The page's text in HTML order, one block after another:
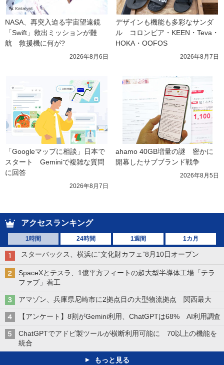
NASA、再突入迫る宇宙望遠鏡
「Swift」救出ミッションが難
航　救援機に何が?
2026年8月6日
デザインも機能も多彩なサンダ
ル　コロンビア・KEEN・Teva・
HOKA・OOFOS
2026年8月7日
「Googleマップに相談」日本で
スタート　Geminiで複雑な質問
に回答
2026年8月7日
ahamo 40GB増量の謎　密かに
開幕したサブブランド戦争
2026年8月5日
アクセスランキング
1時間 24時間 1週間 1カ月
スターバックス、横浜に“文化財カフェ”8月10日オープン
SpaceXとテスラ、1億平方フィートの超大型半導体工場「テラ
ファブ」着工
アマゾン、兵庫県尼崎市に2拠点目の大型物流拠点 関西最大
【アンケート】8割がGemini利用、ChatGPTは68% AI利用調査
ChatGPTでアドビ製ツールが横断利用可能に 70以上の機能を
統合
もっと見る